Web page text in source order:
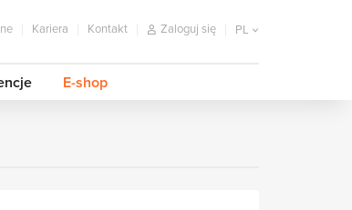
Kariera Kontakt Zaloguj się PL
E-shop